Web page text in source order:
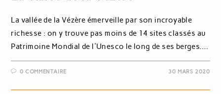
La vallée de la Vézère émerveille par son incroyable
richesse : on y trouve pas moins de 14 sites classés au
Patrimoine Mondial de l'Unesco le long de ses berges.…
0 COMMENTAIRE 30 MARS 2020